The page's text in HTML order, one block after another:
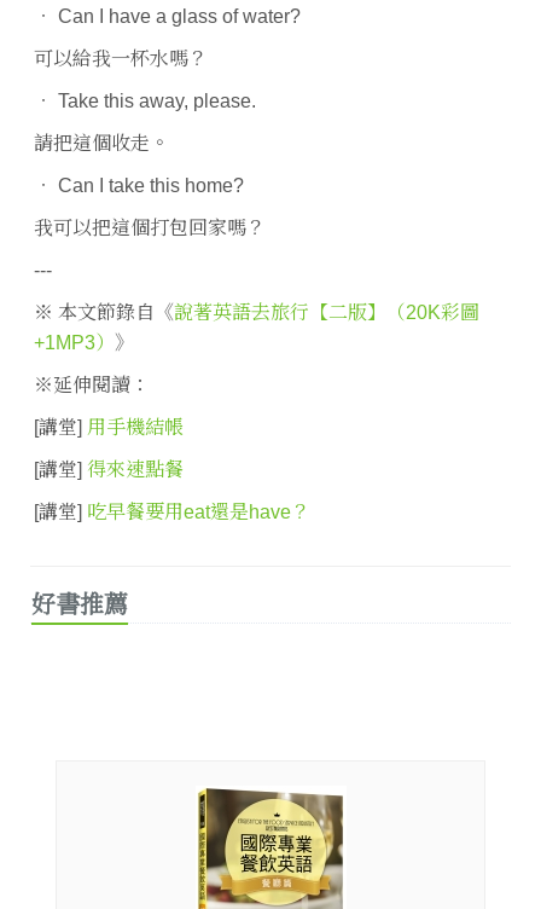
‧ Can I have a glass of water?
可以給我一杯水嗎？
‧ Take this away, please.
請把這個收走。
‧ Can I take this home?
我可以把這個打包回家嗎？
---
※ 本文節錄自《說著英語去旅行【二版】（20K彩圖
+1MP3） 》
※延伸閱讀：
[講堂] 用手機結帳
[講堂] 得來速點餐
[講堂] 吃早餐要用eat還是have？
好書推薦